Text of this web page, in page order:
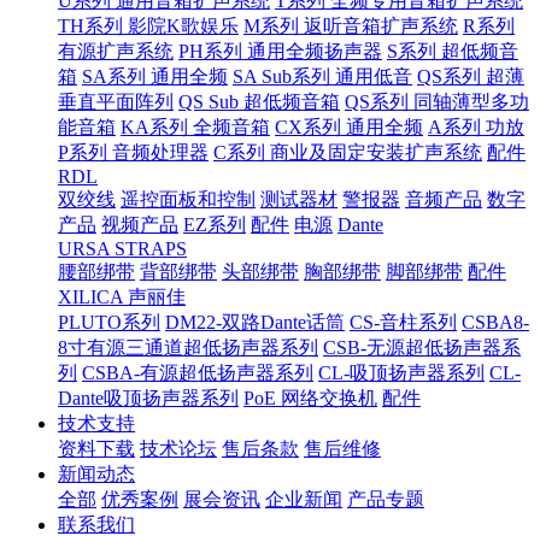
TH系列 影院K歌娱乐 M系列 返听音箱扩声系统 R系列
有源扩声系统 PH系列 通用全频扬声器 S系列 超低频音
箱 SA系列 通用全频 SA Sub系列 通用低音 QS系列 超薄
垂直平面阵列 QS Sub 超低频音箱 QS系列 同轴薄型多功
能音箱 KA系列 全频音箱 CX系列 通用全频 A系列 功放
P系列 音频处理器 C系列 商业及固定安装扩声系统 配件
RDL
双绞线 遥控面板和控制 测试器材 警报器 音频产品 数字
产品 视频产品 EZ系列 配件 电源 Dante
URSA STRAPS
腰部绑带 背部绑带 头部绑带 胸部绑带 脚部绑带 配件
XILICA 声丽佳
PLUTO系列 DM22-双路Dante话筒 CS-音柱系列 CSBA8-
8寸有源三通道超低扬声器系列 CSB-无源超低扬声器系
列 CSBA-有源超低扬声器系列 CL-吸顶扬声器系列 CL-
Dante吸顶扬声器系列 PoE 网络交换机 配件
技术支持
资料下载 技术论坛 售后条款 售后维修
新闻动态
全部 优秀案例 展会资讯 企业新闻 产品专题
联系我们